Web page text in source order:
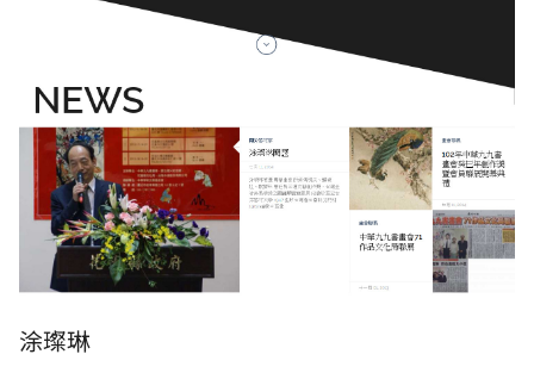
涂璨琳